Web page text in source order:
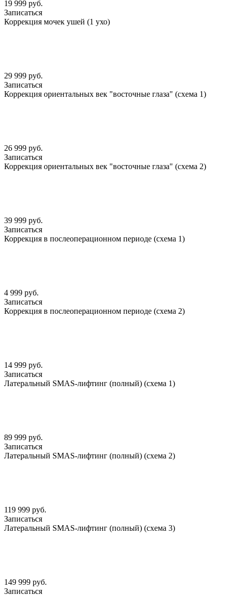
19 999 руб.
Записаться
Коррекция мочек ушей (1 ухо)
29 999 руб.
Записаться
Коррекция ориентальных век "восточные глаза" (схема 1)
26 999 руб.
Записаться
Коррекция ориентальных век "восточные глаза" (схема 2)
39 999 руб.
Записаться
Коррекция в послеоперационном периоде (схема 1)
4 999 руб.
Записаться
Коррекция в послеоперационном периоде (схема 2)
14 999 руб.
Записаться
Латеральный SMАS-лифтинг (полный) (схема 1)
89 999 руб.
Записаться
Латеральный SMАS-лифтинг (полный) (схема 2)
119 999 руб.
Записаться
Латеральный SMАS-лифтинг (полный) (схема 3)
149 999 руб.
Записаться